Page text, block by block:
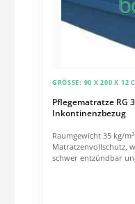
Pflegematratze RG
Inkontinenzbezug
GRÖSSE: 90 X 200 X 12
Raumgewicht 35 kg/
Matratzenvollschutz,
schwer entzündbar